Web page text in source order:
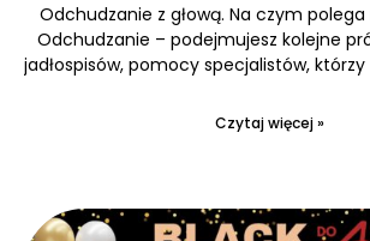
Odchudzanie z głową. Na czym
Odchudzanie – podejmujesz kolejne
jadłospisów, pomocy specjalistów,
Czytaj więcej »